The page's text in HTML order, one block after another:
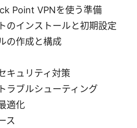
Point VPNを使う準備
のインストールと初期設定
の作成と構成
キュリティ対策
ラブルシューティング
適化
ス